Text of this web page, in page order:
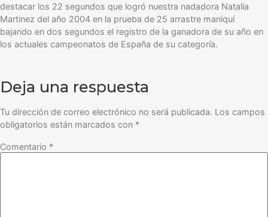
destacar los 22 segundos que logró nuestra nadadora Natalia
Martinez del año 2004 en la prueba de 25 arrastre maniquí
bajando en dos segundos el registro de la ganadora de su año en
los actuales campeonatos de España de su categoría.
Deja una respuesta
Tu dirección de correo electrónico no será publicada. Los campos
obligatorios están marcados con *
Comentario *